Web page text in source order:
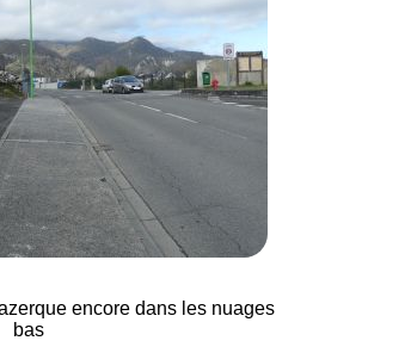
encore dans les nuages
bas